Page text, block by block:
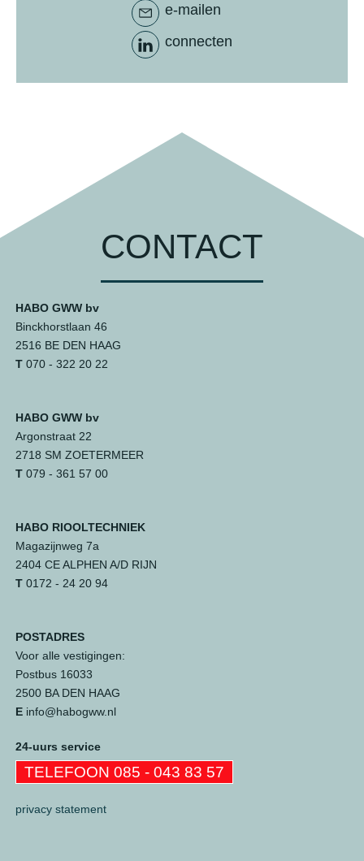
e-mailen
connecten
CONTACT
HABO GWW bv
Binckhorstlaan 46
2516 BE DEN HAAG
T070 - 322 20 22
HABO GWW bv
Argonstraat 22
2718 SM ZOETERMEER
T079 - 361 57 00
HABO RIOOLTECHNIEK
Magazijnweg 7a
2404 CE ALPHEN A/D RIJN
T0172 - 24 20 94
POSTADRES
Voor alle vestigingen:
Postbus 16033
2500 BA DEN HAAG
Einfo@habogww.nl
24-uurs service
TELEFOON 085 - 043 83 57
privacy statement